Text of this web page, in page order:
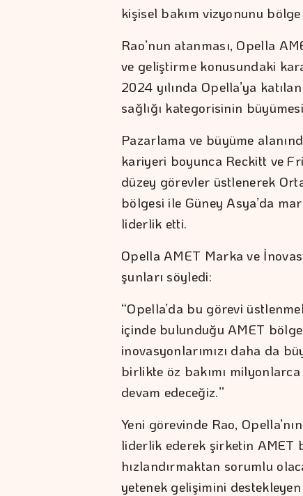
kişisel bakım vizyonunu
Rao’nun atanması, Opella
ve geliştirme konusundaki
2024 yılında Opella’ya
sağlığı kategorisinin
Pazarlama ve büyüme
kariyeri boyunca Reckitt ve
düzey görevler üstlenerek
bölgesi ile Güney Asya’da
liderlik etti.
Opella AMET Marka ve
şunları söyledi:
“Opella’da bu görevi
içinde bulunduğu AMET
inovasyonlarımızı daha da
birlikte öz bakımı
devam edeceğiz.”
Yeni görevinde Rao,
liderlik ederek şirketin AMET
hızlandırmaktan sorumlu
yetenek gelişimini